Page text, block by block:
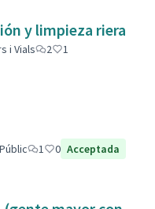
y limpieza riera
i Vials 2
1
1 0 Acceptada